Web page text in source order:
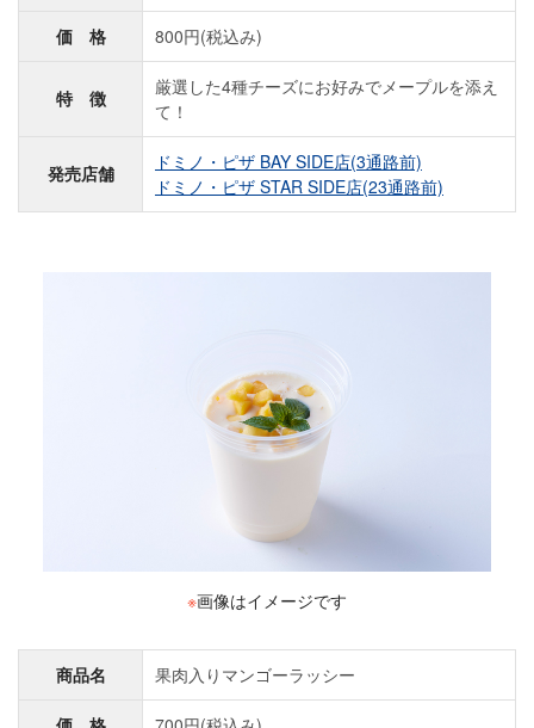
価 格 800円(税込み)
特 徴
厳選した4種チーズにお好みでメープルを添え
て！
発売店舗
ドミノ・ピザ BAY SIDE店(3通路前)
ドミノ・ピザ STAR SIDE店(23通路前)
※画像はイメージです
商品名 果肉入りマンゴーラッシー